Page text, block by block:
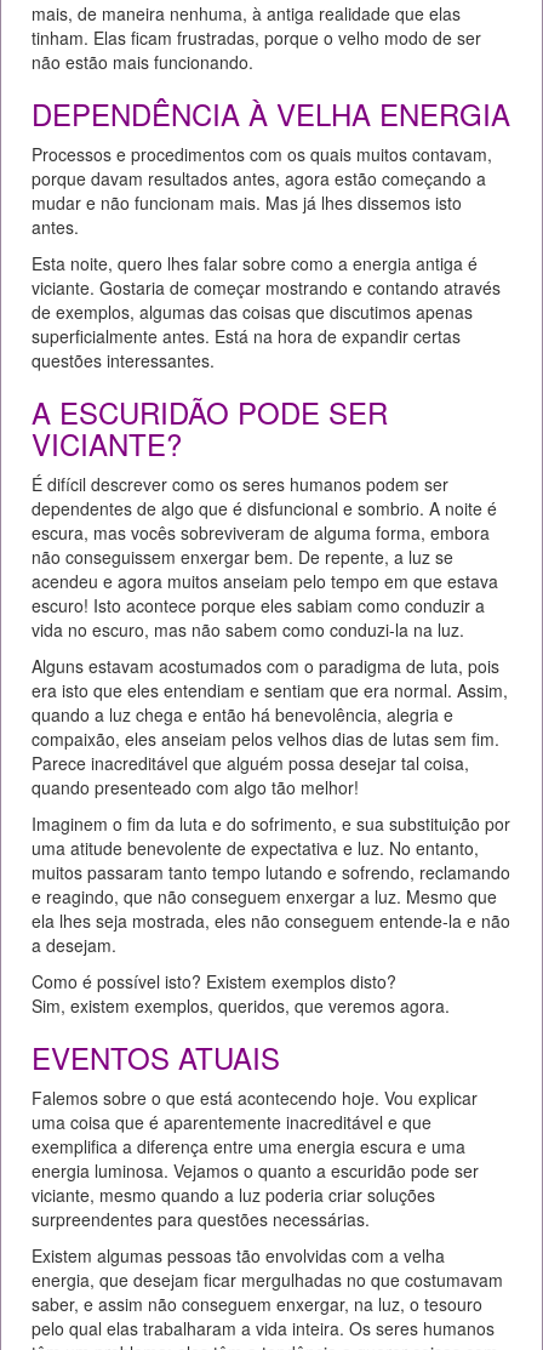
mais, de maneira nenhuma, à antiga realidade que elas
tinham. Elas ficam frustradas, porque o velho modo de ser
não estão mais funcionando.
DEPENDÊNCIA À VELHA ENERGIA
Processos e procedimentos com os quais muitos contavam,
porque davam resultados antes, agora estão começando a
mudar e não funcionam mais. Mas já lhes dissemos isto
antes.
Esta noite, quero lhes falar sobre como a energia antiga é
viciante. Gostaria de começar mostrando e contando através
de exemplos, algumas das coisas que discutimos apenas
superficialmente antes. Está na hora de expandir certas
questões interessantes.
A ESCURIDÃO PODE SER
VICIANTE?
É difícil descrever como os seres humanos podem ser
dependentes de algo que é disfuncional e sombrio. A noite é
escura, mas vocês sobreviveram de alguma forma, embora
não conseguissem enxergar bem. De repente, a luz se
acendeu e agora muitos anseiam pelo tempo em que estava
escuro! Isto acontece porque eles sabiam como conduzir a
vida no escuro, mas não sabem como conduzi-la na luz.
Alguns estavam acostumados com o paradigma de luta, pois
era isto que eles entendiam e sentiam que era normal. Assim,
quando a luz chega e então há benevolência, alegria e
compaixão, eles anseiam pelos velhos dias de lutas sem fim.
Parece inacreditável que alguém possa desejar tal coisa,
quando presenteado com algo tão melhor!
Imaginem o fim da luta e do sofrimento, e sua substituição por
uma atitude benevolente de expectativa e luz. No entanto,
muitos passaram tanto tempo lutando e sofrendo, reclamando
e reagindo, que não conseguem enxergar a luz. Mesmo que
ela lhes seja mostrada, eles não conseguem entende-la e não
a desejam.
Como é possível isto? Existem exemplos disto?
Sim, existem exemplos, queridos, que veremos agora.
EVENTOS ATUAIS
Falemos sobre o que está acontecendo hoje. Vou explicar
uma coisa que é aparentemente inacreditável e que
exemplifica a diferença entre uma energia escura e uma
energia luminosa. Vejamos o quanto a escuridão pode ser
viciante, mesmo quando a luz poderia criar soluções
surpreendentes para questões necessárias.
Existem algumas pessoas tão envolvidas com a velha
energia, que desejam ficar mergulhadas no que costumavam
saber, e assim não conseguem enxergar, na luz, o tesouro
pelo qual elas trabalharam a vida inteira. Os seres humanos